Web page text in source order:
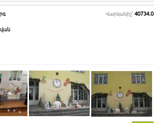
Վարկանիշ՝ 40734.0